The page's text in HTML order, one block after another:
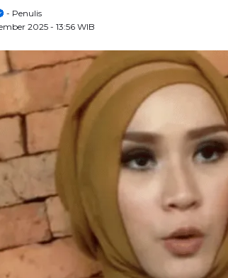
- Penulis
2025- 13:56 WIB